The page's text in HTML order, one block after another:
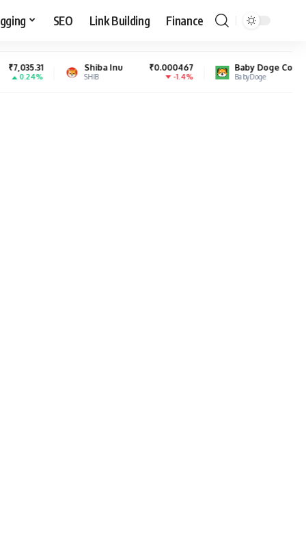
SEO Link Building Finance
Shiba Inu ₹0.000467
SHIB
Baby Doge Coin ₹0.000000
BabyDoge